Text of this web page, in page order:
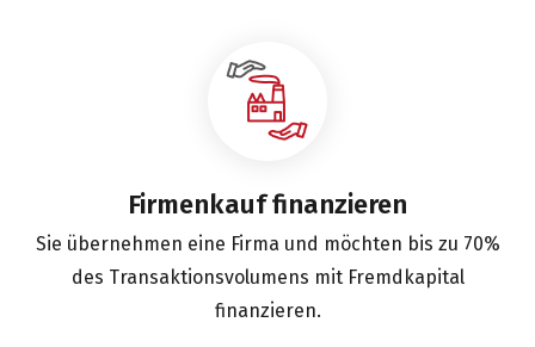
Firmenkauf finanzieren
Sie übernehmen eine Firma und möchten bis zu 70%
des Transaktionsvolumens mit Fremdkapital
finanzieren.